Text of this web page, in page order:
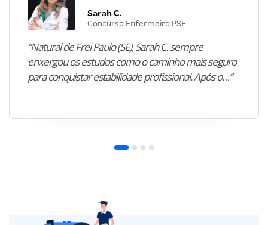
Sarah C.
Concurso Enfermeiro PSF
“Natural de Frei Paulo (SE), Sarah C. sempre
enxergou os estudos como o caminho mais seguro
para conquistar estabilidade profissional. Após o…”